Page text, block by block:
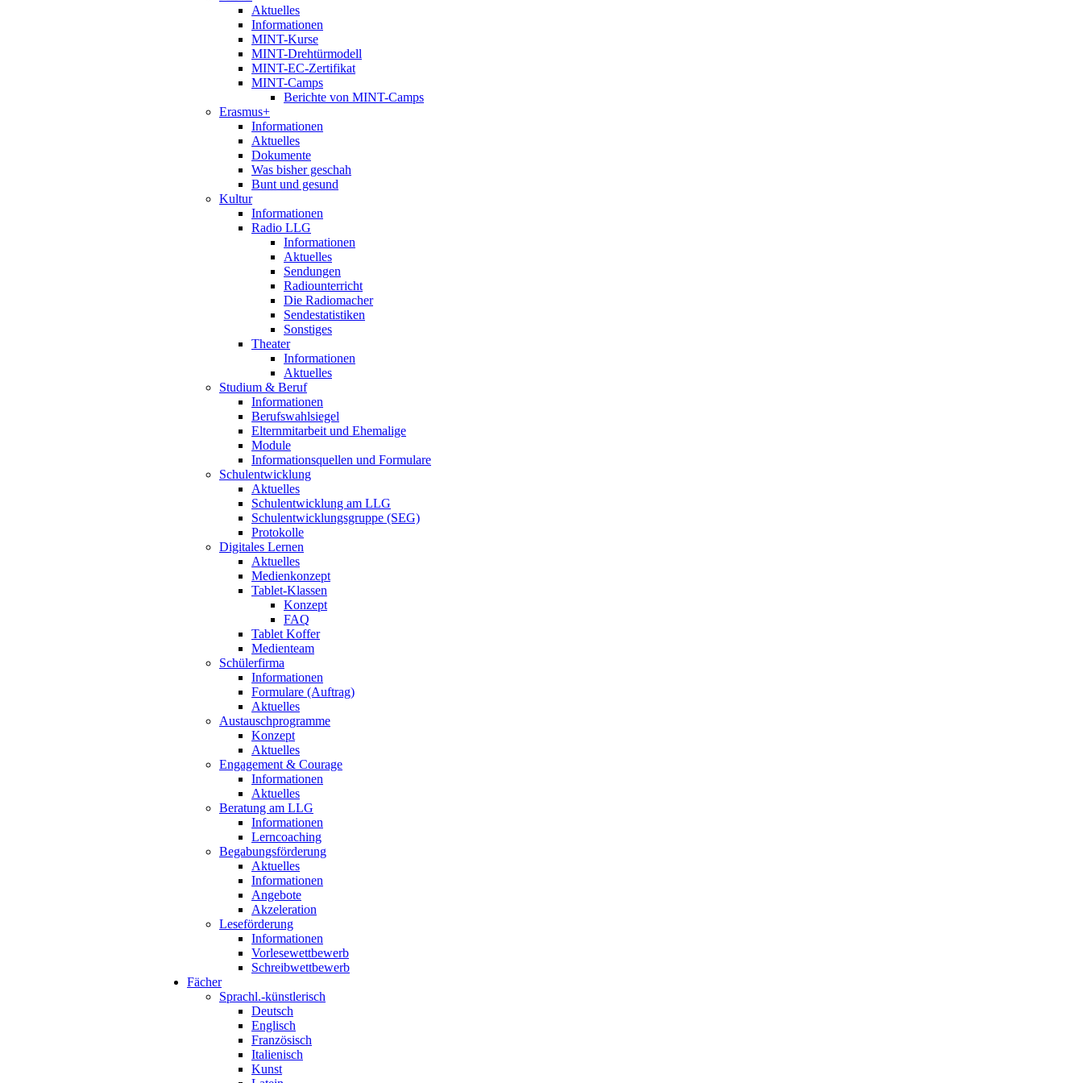
Aktuelles
Informationen
MINT-Kurse
MINT-Drehtürmodell
MINT-EC-Zertifikat
MINT-Camps
Berichte von MINT-Camps
Erasmus+
Informationen
Aktuelles
Dokumente
Was bisher geschah
Bunt und gesund
Kultur
Informationen
Radio LLG
Informationen
Aktuelles
Sendungen
Radiounterricht
Die Radiomacher
Sendestatistiken
Sonstiges
Theater
Informationen
Aktuelles
Studium & Beruf
Informationen
Berufswahlsiegel
Elternmitarbeit und Ehemalige
Module
Informationsquellen und Formulare
Schulentwicklung
Aktuelles
Schulentwicklung am LLG
Schulentwicklungsgruppe (SEG)
Protokolle
Digitales Lernen
Aktuelles
Medienkonzept
Tablet-Klassen
Konzept
FAQ
Tablet Koffer
Medienteam
Schülerfirma
Informationen
Formulare (Auftrag)
Aktuelles
Austauschprogramme
Konzept
Aktuelles
Engagement & Courage
Informationen
Aktuelles
Beratung am LLG
Informationen
Lerncoaching
Begabungsförderung
Aktuelles
Informationen
Angebote
Akzeleration
Leseförderung
Informationen
Vorlesewettbewerb
Schreibwettbewerb
Fächer
Sprachl.-künstlerisch
Deutsch
Englisch
Französisch
Italienisch
Kunst